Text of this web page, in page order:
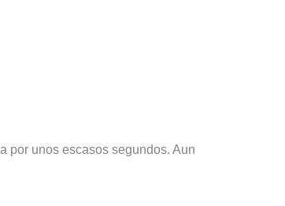
por unos escasos segundos. Aun